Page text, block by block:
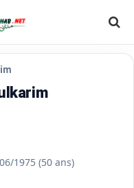
1975 (50 ans)